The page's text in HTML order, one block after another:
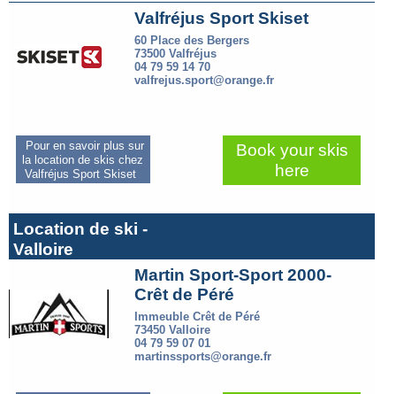
Valfréjus Sport Skiset
60 Place des Bergers
73500 Valfréjus
04 79 59 14 70
valfrejus.sport@orange.fr
Pour en savoir plus sur
la location de skis chez
Valfréjus Sport Skiset
Book your skis
here
Location de ski -
Valloire
Martin Sport-Sport 2000-
Crêt de Péré
Immeuble Crêt de Péré
73450 Valloire
04 79 59 07 01
martinssports@orange.fr